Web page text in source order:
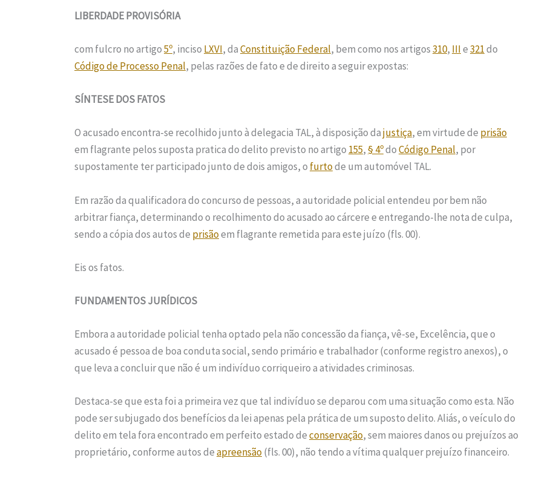
LIBERDADE PROVISÓRIA
com fulcro no artigo5º, inciso LXVI, daConstituição Federal, bem como nos artigos310, IIIe321do
Código de Processo Penal, pelas razões de fato e de direito a seguir expostas:
SÍNTESE DOS FATOS
O acusado encontra-se recolhido junto à delegacia TAL, à disposição dajustiça, em virtude de prisão
em flagrante pelos suposta pratica do delito previsto no artigo 155,§ 4ºdoCódigo Penal, por
supostamente ter participado junto de dois amigos, o furtode um automóvel TAL.
Em razão da qualificadora do concurso de pessoas, a autoridade policial entendeu por bem não
arbitrar fiança, determinando o recolhimento do acusado ao cárcere e entregando-lhe nota de culpa,
sendo a cópia dos autos de prisãoem flagrante remetida para este juízo (fls. 00).
Eis os fatos.
FUNDAMENTOS JURÍDICOS
Embora a autoridade policial tenha optado pela não concessão da fiança, vê-se, Excelência, que o
acusado é pessoa de boa conduta social, sendo primário e trabalhador (conforme registro anexos), o
que leva a concluir que não é um indivíduo corriqueiro a atividades criminosas.
Destaca-se que esta foi a primeira vez que tal indivíduo se deparou com uma situação como esta. Não
pode ser subjugado dos benefícios da lei apenas pela prática de um suposto delito. Aliás, o veículo do
delito em tela fora encontrado em perfeito estado deconservação, sem maiores danos ou prejuízos ao
proprietário, conforme autos deapreensão(fls. 00), não tendo a vítima qualquer prejuízo financeiro.